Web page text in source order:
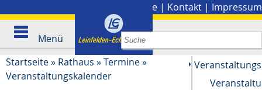
Presse | Kontakt | Impressum
Menü
Startseite» Rathaus »Termine»
Veranstaltungskalender